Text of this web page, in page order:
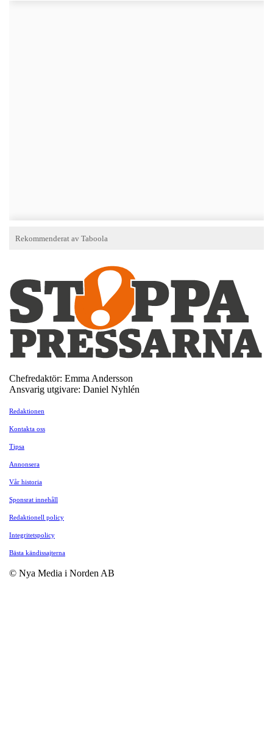
Chefredaktör: Emma Andersson
Ansvarig utgivare: Daniel Nyhlén
Redaktionen
Kontakta oss
Tipsa
Annonsera
Vår historia
Sponsrat innehåll
Redaktionell policy
Integritetspolicy
Bästa kändissajterna
© Nya Media i Norden AB